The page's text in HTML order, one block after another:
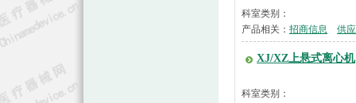
科室类别：
产品相关： 招商信息 供
XJ/XZ上悬式离心机
科室类别：